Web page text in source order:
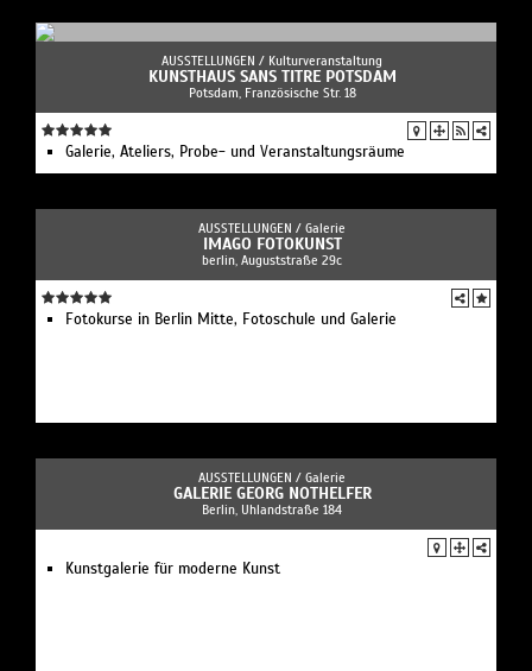
AUSSTELLUNGEN / Kulturveranstaltung
KUNSTHAUS SANS TITRE POTSDAM
Potsdam, Französische Str. 18
Galerie, Ateliers, Probe- und Veranstaltungsräume
AUSSTELLUNGEN / Galerie
IMAGO FOTOKUNST
berlin, Auguststraße 29c
Fotokurse in Berlin Mitte, Fotoschule und Galerie
AUSSTELLUNGEN / Galerie
GALERIE GEORG NOTHELFER
Berlin, Uhlandstraße 184
Kunstgalerie für moderne Kunst